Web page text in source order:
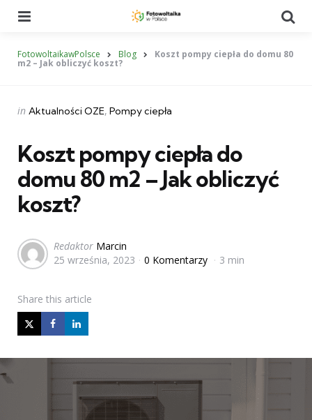
FotowoltaikawPolsce Blog Koszt pompy ciepła do domu 80
m2 – Jak obliczyć koszt?
Categories
Posted
in Aktualności OZE Pompy ciepła
Koszt pompy ciepła do
domu 80 m2 – Jak obliczyć
koszt?
Posted
by
Redaktor Marcin
25 września, 2023
0 Komentarzy 3 min
Share this article